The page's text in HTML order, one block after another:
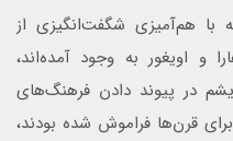
با هم‌آمیزی شگفت‌انگیزی از
و اویغور به وجود آمده‌اند،
در پیوند دادن فرهنگ‌های
قرن‌ها فراموش شده بودند،